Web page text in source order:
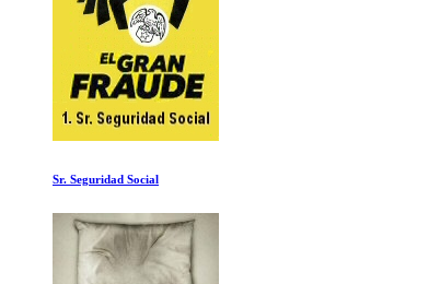
Fuera de la Escala